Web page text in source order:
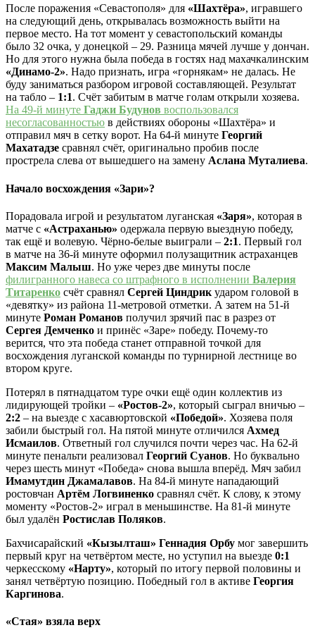
После поражения «Севастополя» для «Шахтёра», игравшего
на следующий день, открывалась возможность выйти на
первое место. На тот момент у севастопольский команды
было 32 очка, у донецкой – 29. Разница мячей лучше у дончан.
Но для этого нужна была победа в гостях над махачкалинским
«Динамо-2». Надо признать, игра «горнякам» не далась. Не
буду заниматься разбором игровой составляющей. Результат
на табло – 1:1. Счёт забитым в матче голам открыли хозяева.
На 49-й минуте Гаджи Будунов воспользовался
несогласованностью в действиях обороны «Шахтёра» и
отправил мяч в сетку ворот. На 64-й минуте Георгий
Махатадзе сравнял счёт, оригинально пробив после
прострела слева от вышедшего на замену Аслана Муталиева.
Начало восхождения «Зари»?
Порадовала игрой и результатом луганская «Заря», которая в
матче с «Астраханью» одержала первую выездную победу,
так ещё и волевую. Чёрно-белые выиграли – 2:1. Первый гол
в матче на 36-й минуте оформил полузащитник астраханцев
Максим Малыш. Но уже через две минуты после
филигранного навеса со штрафного в исполнении Валерия
Титаренко счёт сравнял Сергей Циндрик ударом головой в
«девятку» из района 11-метровой отметки. А затем на 51-й
минуте Роман Романов получил зрячий пас в разрез от
Сергея Демченко и принёс «Заре» победу. Почему-то
верится, что эта победа станет отправной точкой для
восхождения луганской команды по турнирной лестнице во
втором круге.
Потерял в пятнадцатом туре очки ещё один коллектив из
лидирующей тройки – «Ростов-2», который сыграл вничью –
2:2 – на выезде с хасавюртовской «Победой». Хозяева поля
забили быстрый гол. На пятой минуте отличился Ахмед
Исмаилов. Ответный гол случился почти через час. На 62-й
минуте пенальти реализовал Георгий Суанов. Но буквально
через шесть минут «Победа» снова вышла вперёд. Мяч забил
Имамутдин Джамалавов. На 84-й минуте нападающий
ростовчан Артём Логвиненко сравнял счёт. К слову, к этому
моменту «Ростов-2» играл в меньшинстве. На 81-й минуте
был удалён Ростислав Поляков.
Бахчисарайский «Кызылташ» Геннадия Орбу мог завершить
первый круг на четвёртом месте, но уступил на выезде 0:1
черкесскому «Нарту», который по итогу первой половины и
занял четвёртую позицию. Победный гол в активе Георгия
Каргинова.
«Стая» взяла верх